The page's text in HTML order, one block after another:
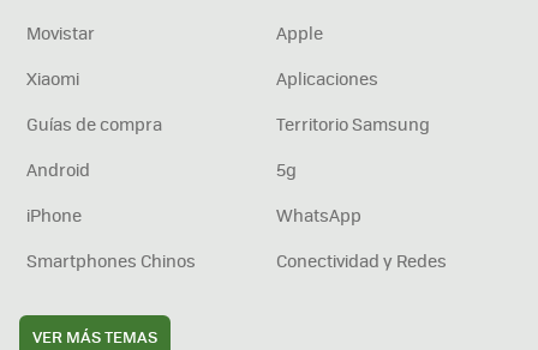
Movistar
Apple
Xiaomi
Aplicaciones
Guías de compra
Territorio Samsung
Android
5g
iPhone
WhatsApp
Smartphones Chinos
Conectividad y Redes
VER MÁS TEMAS